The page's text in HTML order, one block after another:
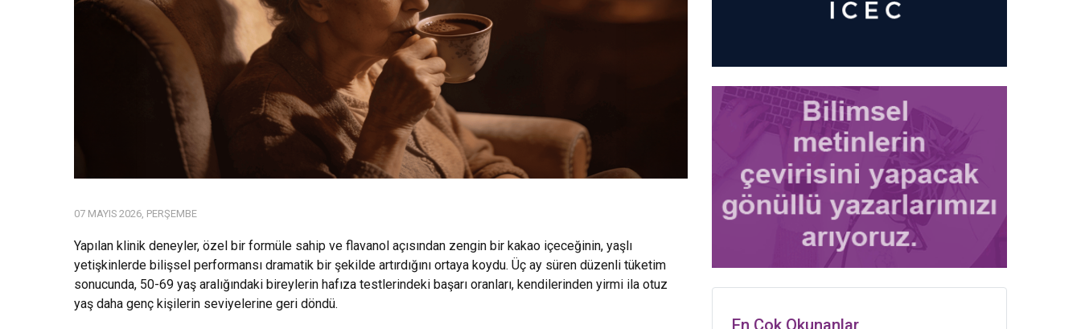
07 MAYIS 2026, PERŞEMBE
Yapılan klinik deneyler, özel bir formüle sahip ve flavanol açısından zengin bir kakao içeceğinin, yaşlı
yetişkinlerde bilişsel performansı dramatik bir şekilde artırdığını ortaya koydu. Üç ay süren düzenli tüketim
sonucunda, 50-69 yaş aralığındaki bireylerin hafıza testlerindeki başarı oranları, kendilerinden yirmi ila otuz
yaş daha genç kişilerin seviyelerine geri döndü.
En Çok Okunanlar